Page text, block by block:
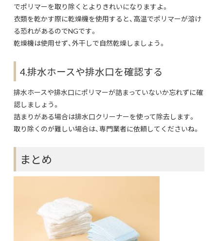
でポリマーを取り除くとよりきれいになりますよ。
衣類を乾かす際に乾燥機を使用すると、高温でポリマーが溶け
る恐れがあるのでNGです。
乾燥機は使用せず、外干しで自然乾燥しましょう。
4.排水ホースや排水口を確認する
排水ホースや排水口にポリマーが詰まっていないか忘れずに確
認しましょう。
詰まりがある場合は排水口クリーナーを使って除去します。
取り除くのが難しい場合は、専門業者に依頼してくださいね。
まとめ